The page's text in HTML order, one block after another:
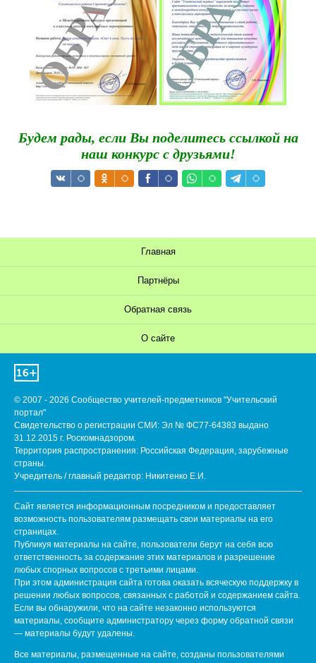
Будем рады, если Вы поделитесь ссылкой на
наш конкурс с друзьями!
Главная
Партнёры
Обратная связь
О сайте
© 2007 - 2026 Сообщество учителей-предметников "Учительский
портал"
Свидетельство о регистрации СМИ: Эл № ФС77-64383 выдано
31.12.2015 г. Роскомнадзором.
Территория распространения: Российская Федерация, зарубежные
страны.
Учредитель / главный редактор: Никитенко Е.И.
Сайт является информационным посредником и предоставляет
возможность пользователям размещать свои материалы на его
страницах.
Публикуя материалы на сайте, пользователи берут на себя всю
ответственность за содержание этих материалов и разрешение
любых спорных вопросов с третьими лицами.
При этом администрация сайта готова оказать всяческую поддержку в
решении любых вопросов, связанных с работой и содержанием сайта.
Если вы обнаружили, что на сайте незаконно используются
материалы, сообщите администратору через форму обратной связи
— материалы будут удалены.
Все материалы, размещенные на сайте, созданы пользователями